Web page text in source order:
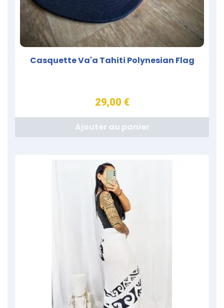
Casquette Va'a Tahiti Polynesian Flag
29,00 €
Ajouter au panier